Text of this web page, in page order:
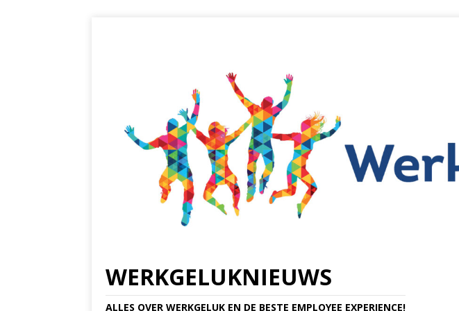
WERKGELUKNIEUWS
ALLES OVER WERKGELUK EN DE BESTE EMPLOYEE EXPERIENCE!